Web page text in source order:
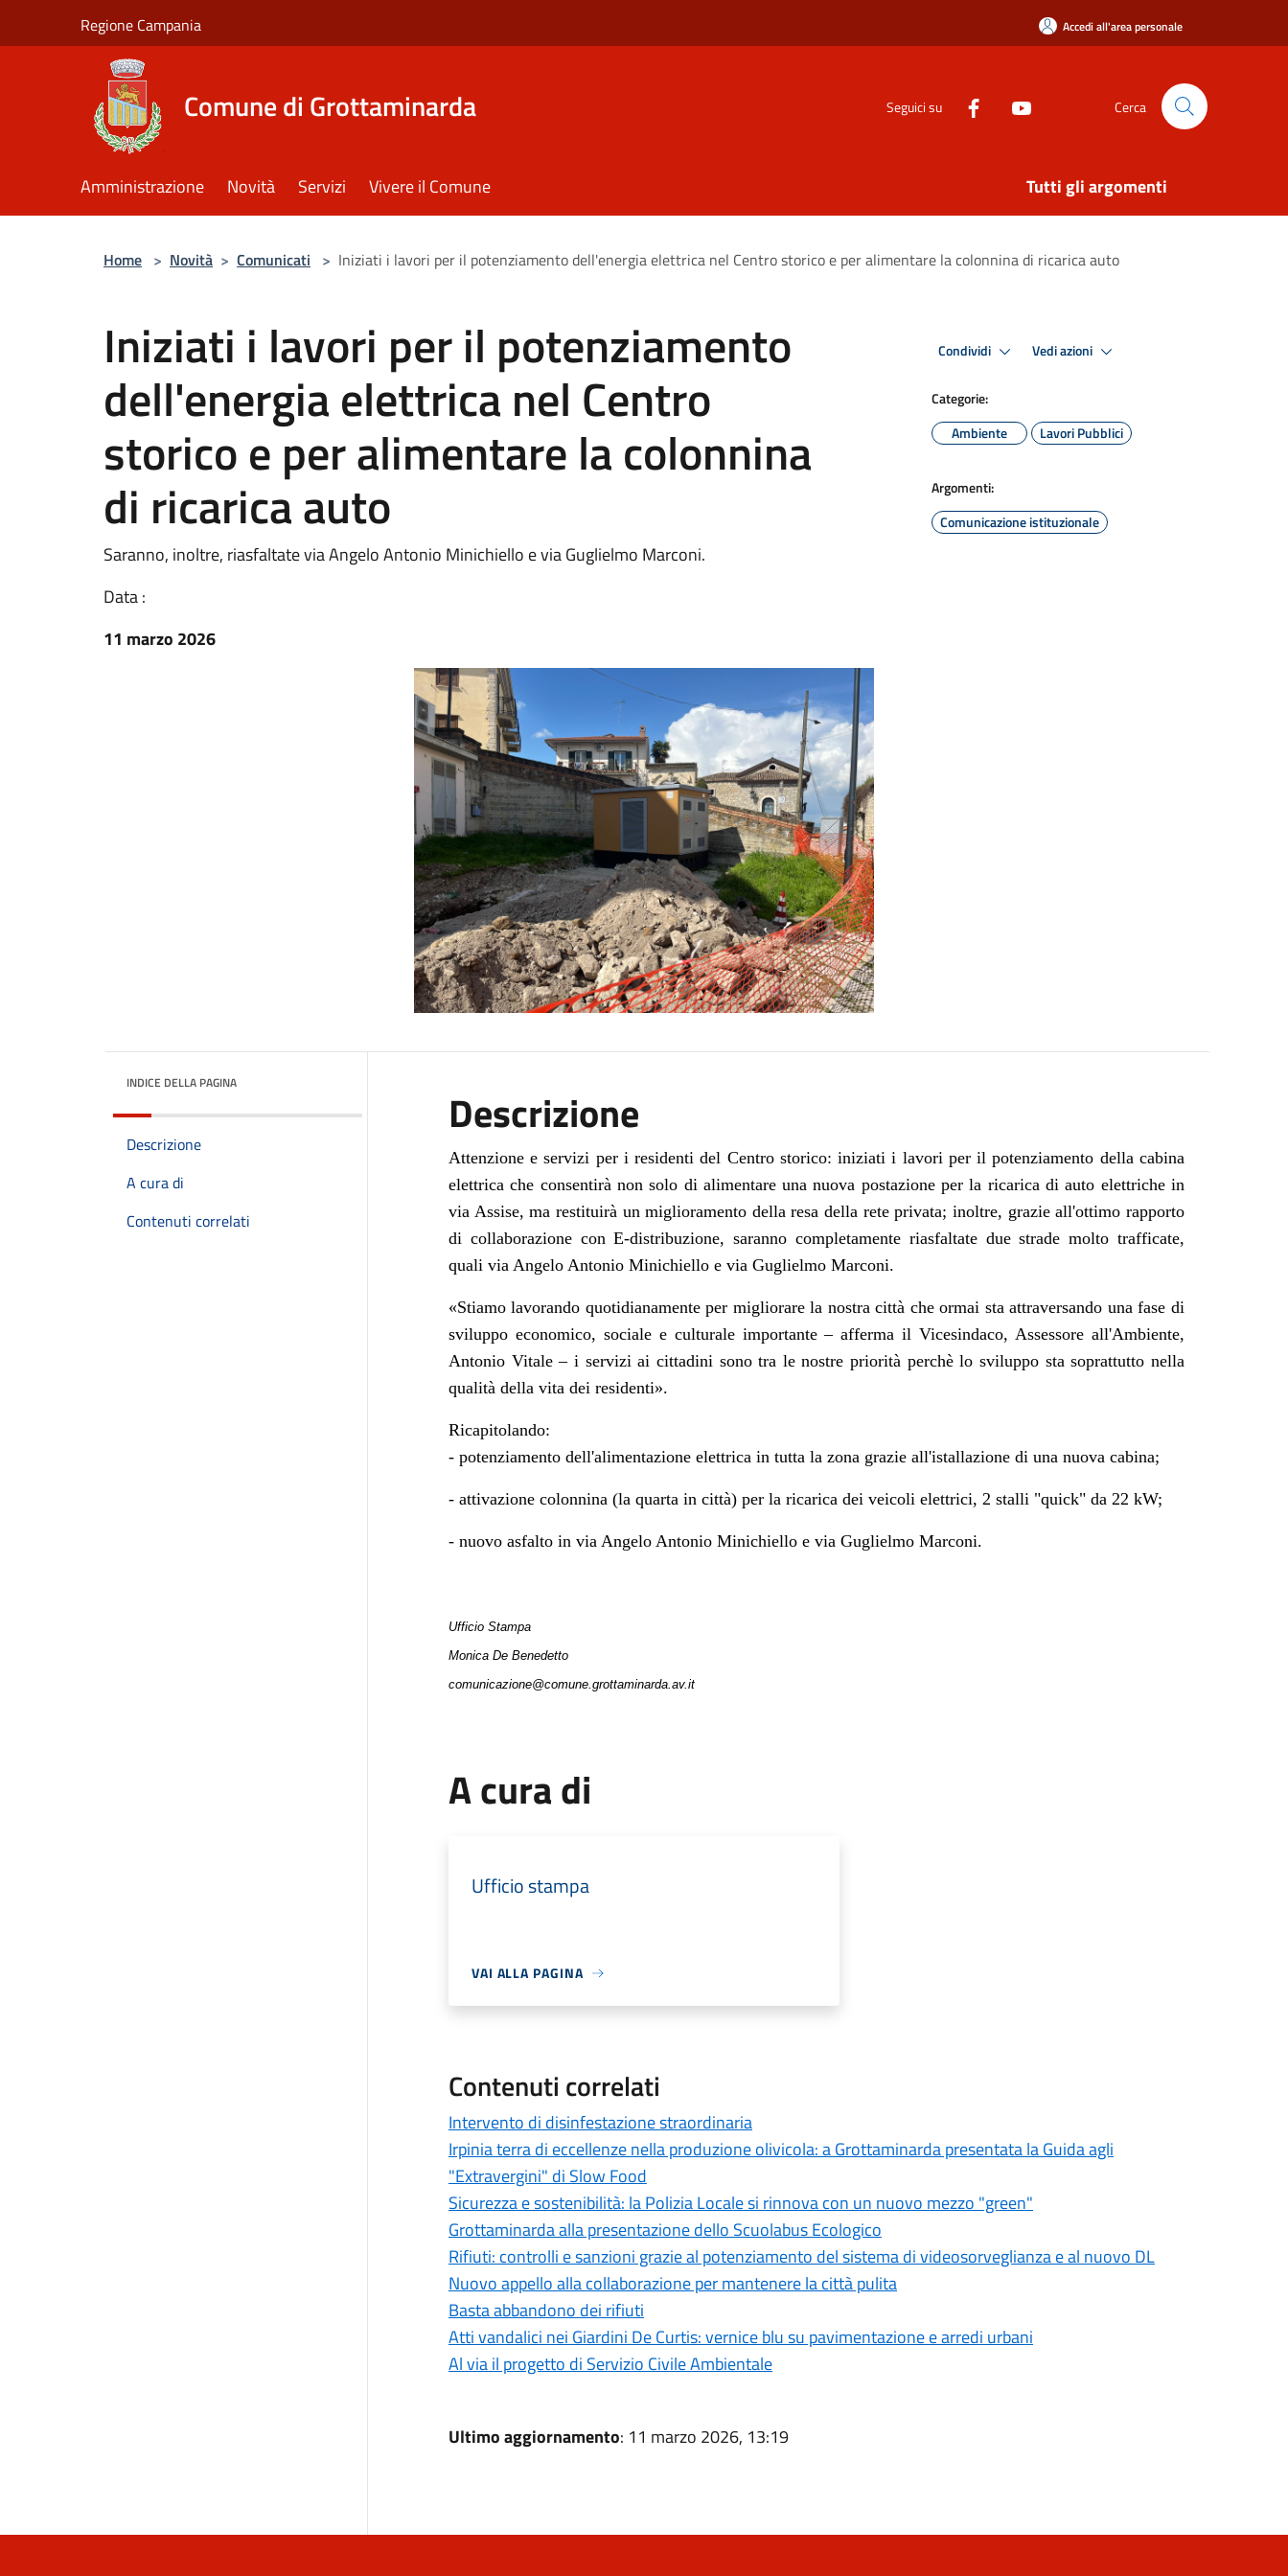
Regione Campania Accedi all'area personale
Comune di Grottaminarda Seguici su Cerca
Amministrazione Novità Servizi Vivere il Comune Tutti gli argomenti
Home > Novità > Comunicati > Iniziati i lavori per il potenziamento dell'energia elettrica nel Centro storico e per alimentare la colonnina di ricarica auto
Iniziati i lavori per il potenziamento
dell'energia elettrica nel Centro
storico e per alimentare la colonnina
di ricarica auto
Saranno, inoltre, riasfaltate via Angelo Antonio Minichiello e via Guglielmo Marconi.
Data :
11 marzo 2026
Condividi Vedi azioni
Categorie:
Ambiente
Lavori Pubblici
Argomenti:
Comunicazione istituzionale
INDICE DELLA PAGINA
Descrizione
A cura di
Contenuti correlati
Descrizione
Attenzione e servizi per i residenti del Centro storico: iniziati i lavori per il potenziamento della cabina
elettrica che consentirà non solo di alimentare una nuova postazione per la ricarica di auto elettriche in
via Assise, ma restituirà un miglioramento della resa della rete privata; inoltre, grazie all'ottimo rapporto
di collaborazione con E-distribuzione, saranno completamente riasfaltate due strade molto trafficate,
quali via Angelo Antonio Minichiello e via Guglielmo Marconi.
«Stiamo lavorando quotidianamente per migliorare la nostra città che ormai sta attraversando una fase di
sviluppo economico, sociale e culturale importante – afferma il Vicesindaco, Assessore all'Ambiente,
Antonio Vitale – i servizi ai cittadini sono tra le nostre priorità perchè lo sviluppo sta soprattutto nella
qualità della vita dei residenti».
Ricapitolando:
- potenziamento dell'alimentazione elettrica in tutta la zona grazie all'istallazione di una nuova cabina;
- attivazione colonnina (la quarta in città) per la ricarica dei veicoli elettrici, 2 stalli "quick" da 22 kW;
- nuovo asfalto in via Angelo Antonio Minichiello e via Guglielmo Marconi.
Ufficio Stampa
Monica De Benedetto
comunicazione@comune.grottaminarda.av.it
A cura di
Ufficio stampa
VAI ALLA PAGINA
Contenuti correlati
Intervento di disinfestazione straordinaria
Irpinia terra di eccellenze nella produzione olivicola: a Grottaminarda presentata la Guida agli
"Extravergini" di Slow Food
Sicurezza e sostenibilità: la Polizia Locale si rinnova con un nuovo mezzo "green"
Grottaminarda alla presentazione dello Scuolabus Ecologico
Rifiuti: controlli e sanzioni grazie al potenziamento del sistema di videosorveglianza e al nuovo DL
Nuovo appello alla collaborazione per mantenere la città pulita
Basta abbandono dei rifiuti
Atti vandalici nei Giardini De Curtis: vernice blu su pavimentazione e arredi urbani
Al via il progetto di Servizio Civile Ambientale
Ultimo aggiornamento: 11 marzo 2026, 13:19